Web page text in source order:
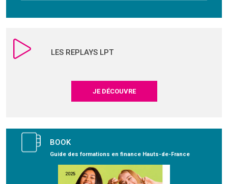
LES REPLAYS LPT
JE DÉCOUVRE
BOOK
Guide des formations en finance Hauts-de-France